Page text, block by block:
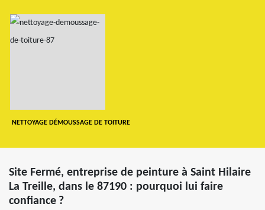
NETTOYAGE DÉMOUSSAGE DE TOITURE
Site Fermé, entreprise de peinture à Saint Hilaire
La Treille, dans le 87190 : pourquoi lui faire
confiance ?